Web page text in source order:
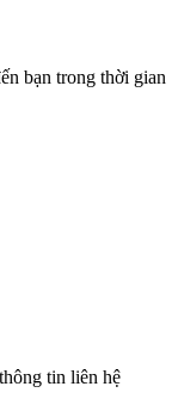
bạn trong thời gian
tin liên hệ